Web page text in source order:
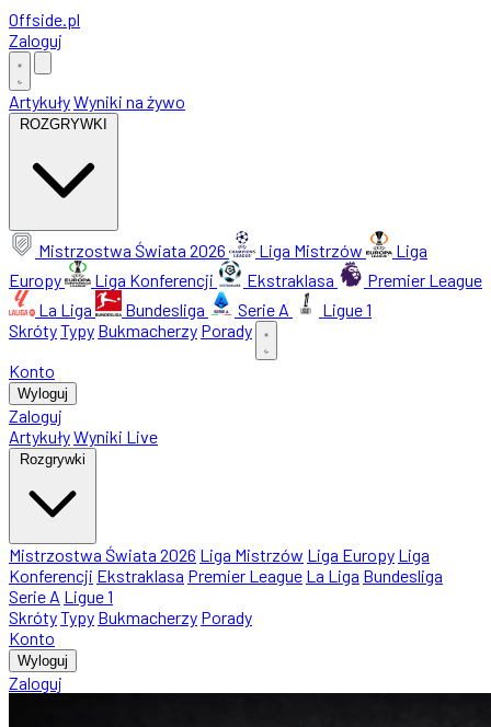
Offside.pl
Zaloguj
ArtykułyWyniki na żywo
ROZGRYWKI
Mistrzostwa Świata 2026 Liga Mistrzów
Liga
Europy
Liga Konferencji Ekstraklasa
Premier League
La Liga
Bundesliga Serie A
Ligue 1
SkrótyTypy Bukmacherzy Porady
Konto
Wyloguj
Zaloguj
ArtykułyWyniki Live
Rozgrywki
Mistrzostwa Świata 2026 Liga Mistrzów Liga Europy Liga
Konferencji Ekstraklasa Premier League La Liga Bundesliga
Serie A Ligue 1
SkrótyTypy Bukmacherzy Porady
Konto
Wyloguj
Zaloguj